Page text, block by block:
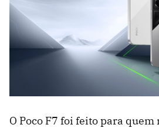
O Poco F7 foi feito para